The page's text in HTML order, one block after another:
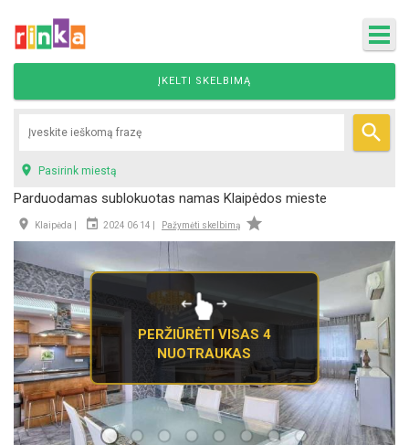
ĮKELTI SKELBIMĄ

 Pasirink miestą
Parduodamas sublokuotas namas Klaipėdos mieste
 Klaipėda | 2024 06 14 | Pažymėti skelbimą 
PERŽIŪRĖTI VISAS 4
NUOTRAUKAS